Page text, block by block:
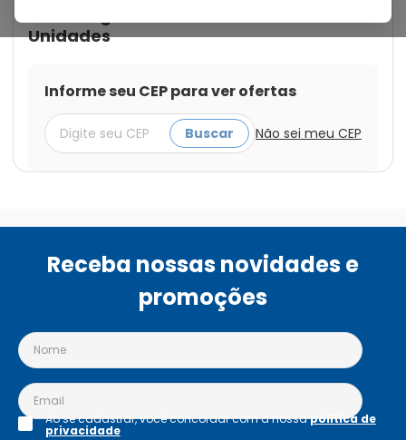
Unidades
Informe seu CEP para ver ofertas
Buscar Não sei meu CEP
Receba nossas novidades e
promoções
Ao se cadastrar, você concordar com a nossapolítica de
privacidade